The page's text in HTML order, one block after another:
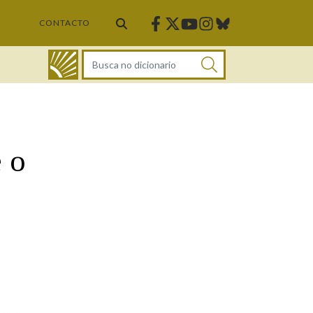
CONTACTO Facebook
Twitter
Youtube
Instagram
Bluesky
DICIONARIO
o